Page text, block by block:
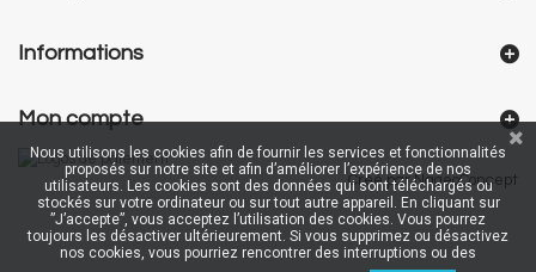
Informations
Mon compte
Créé par NageoConcept
Nous utilisons les cookies afin de fournir les services et fonctionnalités
proposés sur notre site et afin d’améliorer l’expérience de nos
utilisateurs. Les cookies sont des données qui sont téléchargés ou
stockés sur votre ordinateur ou sur tout autre appareil. En cliquant sur
”J’accepte”, vous acceptez l’utilisation des cookies. Vous pourrez
toujours les désactiver ultérieurement. Si vous supprimez ou désactivez
nos cookies, vous pourriez rencontrer des interruptions ou des